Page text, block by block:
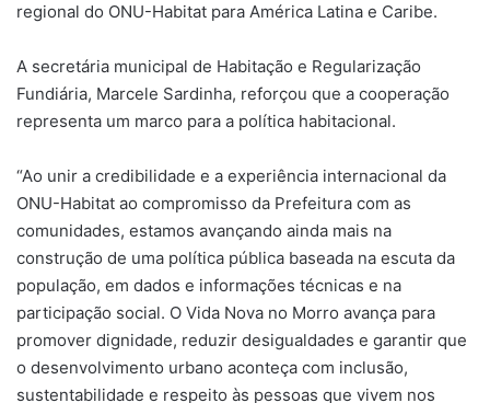
regional do ONU-Habitat para América Latina e Caribe.
A secretária municipal de Habitação e Regularização
Fundiária, Marcele Sardinha, reforçou que a cooperação
representa um marco para a política habitacional.
“Ao unir a credibilidade e a experiência internacional da
ONU-Habitat ao compromisso da Prefeitura com as
comunidades, estamos avançando ainda mais na
construção de uma política pública baseada na escuta da
população, em dados e informações técnicas e na
participação social. O Vida Nova no Morro avança para
promover dignidade, reduzir desigualdades e garantir que
o desenvolvimento urbano aconteça com inclusão,
sustentabilidade e respeito às pessoas que vivem nos